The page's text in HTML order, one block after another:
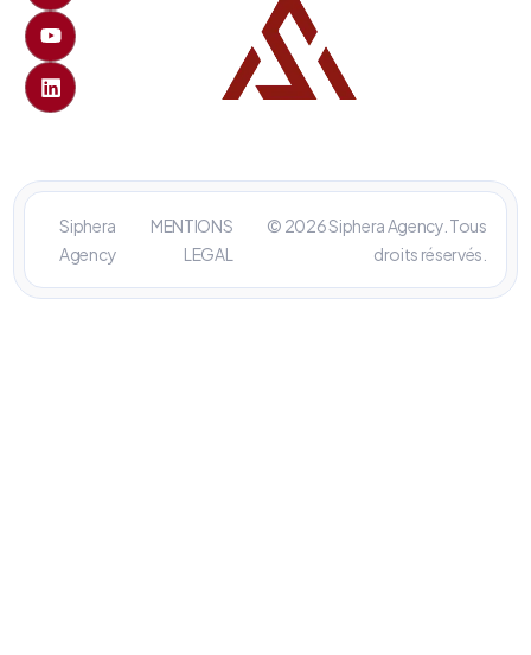
Siphera
Agency
MENTIONS
LEGAL
© 2026 Siphera Agency. Tous
droits réservés.